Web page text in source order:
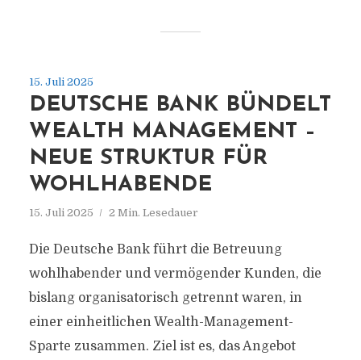
15. Juli 2025
DEUTSCHE BANK BÜNDELT
WEALTH MANAGEMENT –
NEUE STRUKTUR FÜR
WOHLHABENDE
15. Juli 2025 2 Min. Lesedauer
Die Deutsche Bank führt die Betreuung
wohlhabender und vermögender Kunden, die
bislang organisatorisch getrennt waren, in
einer einheitlichen Wealth-Management-
Sparte zusammen. Ziel ist es, das Angebot